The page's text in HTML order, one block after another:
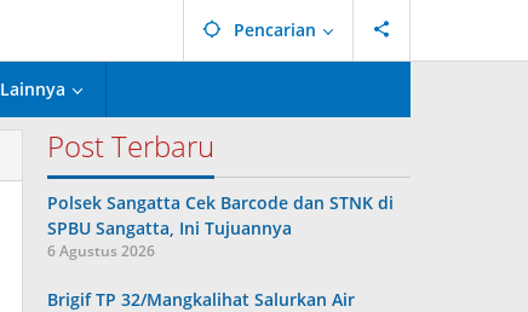
Pencarian
Lainnya
Post Terbaru
Polsek Sangatta Cek Barcode dan STNK di
SPBU Sangatta, Ini Tujuannya
6 Agustus 2026
Brigif TP 32/Mangkalihat Salurkan Air